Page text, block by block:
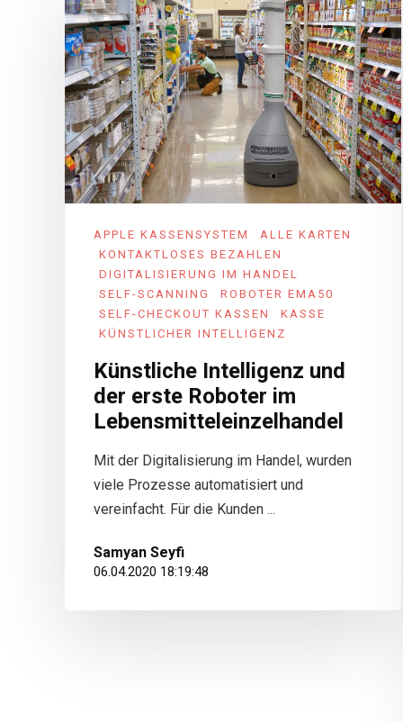
APPLE KASSENSYSTEM
ALLE KARTEN
KONTAKTLOSES BEZAHLEN
DIGITALISIERUNG IM HANDEL
SELF-SCANNING
ROBOTER EMA50
SELF-CHECKOUT KASSEN
KASSE
KÜNSTLICHER INTELLIGENZ
Künstliche Intelligenz und
der erste Roboter im
Lebensmitteleinzelhandel
Mit der Digitalisierung im Handel, wurden
viele Prozesse automatisiert und
vereinfacht. Für die Kunden ...
Samyan Seyfi
06.04.2020 18:19:48